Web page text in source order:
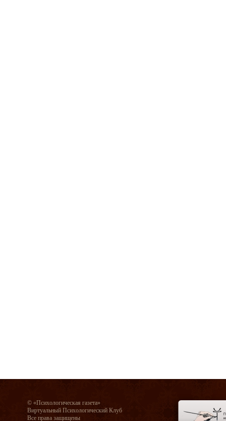
© «Психологическая газета»
Виртуальный Психологический Клуб
Все права защищены